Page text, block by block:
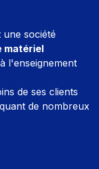
une société
matériel
l'enseignement
de ses clients
de nombreux